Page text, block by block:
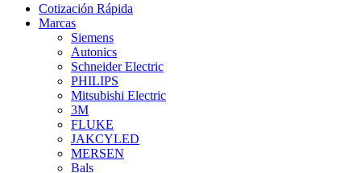
Cotización Rápida
Marcas
Siemens
Autonics
Schneider Electric
PHILIPS
Mitsubishi Electric
3M
FLUKE
JAKCYLED
MERSEN
Bals